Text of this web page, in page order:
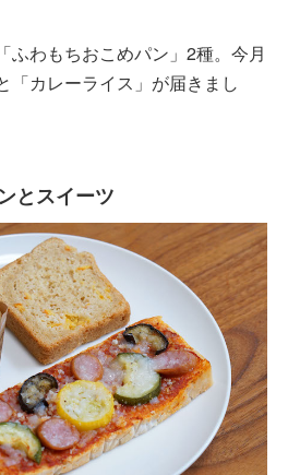
ふわもちおこめパン」2種。今月
「カレーライス」が届きまし
とスイーツ